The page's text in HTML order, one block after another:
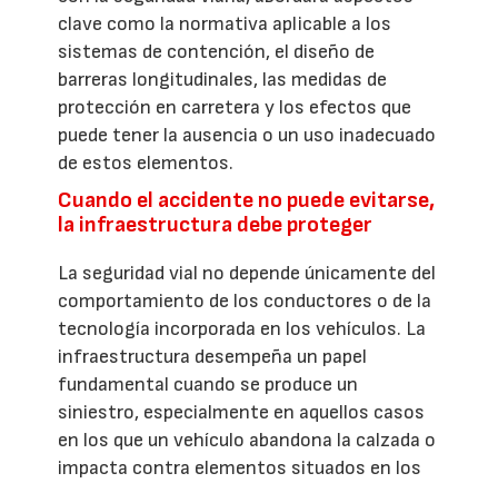
clave como la normativa aplicable a los
sistemas de contención, el diseño de
barreras longitudinales, las medidas de
protección en carretera y los efectos que
puede tener la ausencia o un uso inadecuado
de estos elementos.
Cuando el accidente no puede evitarse,
la infraestructura debe proteger
La seguridad vial no depende únicamente del
comportamiento de los conductores o de la
tecnología incorporada en los vehículos. La
infraestructura desempeña un papel
fundamental cuando se produce un
siniestro, especialmente en aquellos casos
en los que un vehículo abandona la calzada o
impacta contra elementos situados en los